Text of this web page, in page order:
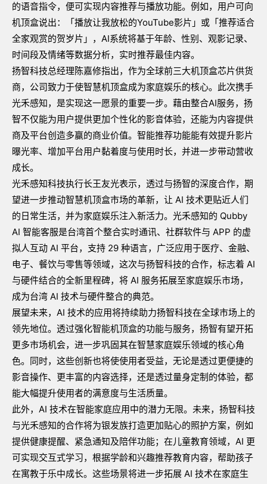
的语音指令，便可实现内容推荐与播放功能。例如，用户可向
机顶盒说出：「播放让我放松的YouTube影片」或「推荐适合
全家观赏的贺岁片」， AI系统将基于年龄、性别、观影记录、
时间段及情绪等数据分析，实时推荐最佳内容。
扬智科技总经理陈嘉修指出，作为全球前三大机顶盒芯片供货
商，公司致力于使智慧机顶盒成为家庭娱乐的核心。此次携手
光禾感知，是实现这一愿景的重要一步。藉由整合AI服务，扬
智不仅能为用户提供更加个性化的影音体验，还能为内容提供
商及平台创造多赢的商业价值。智能推荐功能能有效提升影片
曝光率、增加平台用户黏着度与使用时长，并进一步带动营收
成长。
光禾感知科技执行长王友光表示，透过与扬智的深度合作，期
望进一步推动智慧机顶盒市场的革新，让 AI 技术更贴近人们
的日常生活，并为家庭娱乐注入新活力。光禾感知的 Qubby
AI 智能客服是台湾首个整合实时通讯、社群软件与 APP 的虚
拟人互动 AI 平台，支持 29 种语言，广泛应用于医疗、金融、
电子、餐饮与零售等领域，这次与扬智科技的合作，标志着 AI
与硬件结合的全新里程碑，将 AI 服务拓展至家庭娱乐市场，
成为台湾 AI 技术与硬件整合的典范。
展望未来， AI 技术的应用将持续助力扬智科技在全球市场上的
领先地位。透过强化智能机顶盒的功能与服务，扬智有望开拓
更多市场机会，进一步巩固其在智慧家庭娱乐领域的核心角
色。同时，这些创新也将使使用者受益，无论是透过更便捷的
影音操作、更丰富的内容选择，还是透过量身定制的体验，都
能大幅提升使用者的满意度与生活质量。
此外， AI 技术在智能家庭应用中的潜力无限。未来，扬智科技
与光禾感知的合作将为银发族打造更加贴心的照护方案，例如
提供健康提醒、紧急通知及陪伴功能；在儿童教育领域， AI 更
可实现交互式学习，根据学龄和兴趣推荐教育内容，帮助孩子
在寓教于乐中成长。这些场景将进一步拓展 AI 技术在家庭生